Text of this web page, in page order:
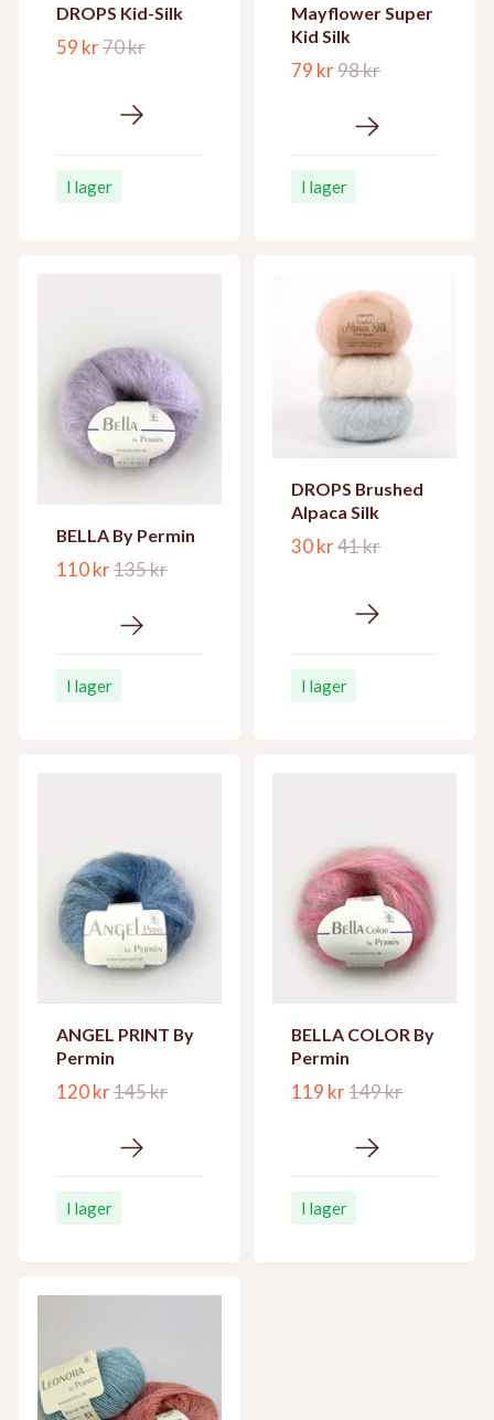
DROPS Kid-Silk
59 kr70 kr
I lager
Mayflower Super
Kid Silk
79 kr98 kr
I lager
BELLA By Permin
110 kr135 kr
I lager
DROPS Brushed
Alpaca Silk
30 kr41 kr
I lager
ANGEL PRINT By
Permin
120 kr145 kr
I lager
BELLA COLOR By
Permin
119 kr149 kr
I lager